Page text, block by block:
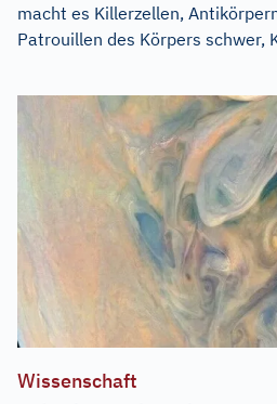
macht es Killerzellen,
Patrouillen des Körpers schwer,
Wissenschaft